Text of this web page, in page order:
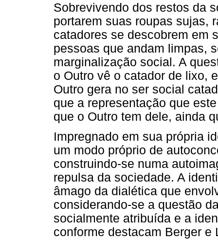
Sobrevivendo dos restos da
portarem suas roupas sujas,
catadores se descobrem em
pessoas que andam limpas,
marginalização social. A
o Outro vê o catador de lixo,
Outro gera no ser social
que a representação que
que o Outro tem dele, ainda
Impregnado em sua própria
um modo próprio de
construindo-se numa
repulsa da sociedade. A
âmago da dialética que
considerando-se a questão
socialmente atribuída e a
conforme destacam Berger